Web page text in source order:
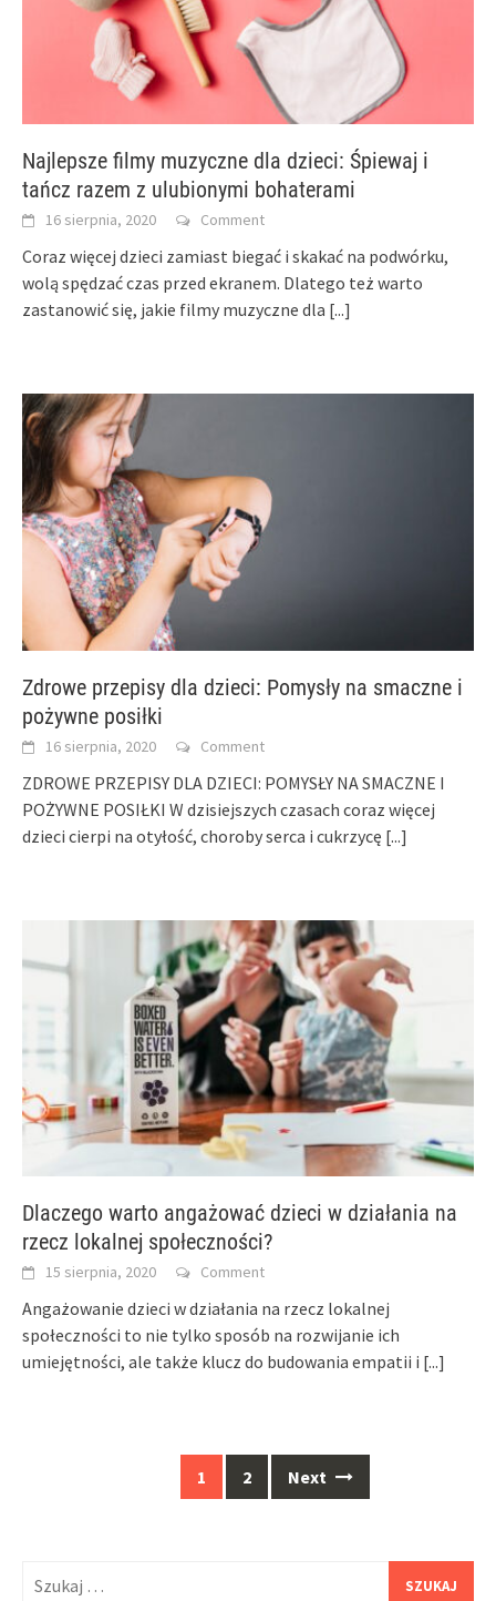
Najlepsze filmy muzyczne dla dzieci: Śpiewaj i
tańcz razem z ulubionymi bohaterami
16 sierpnia, 2020 Comment
Coraz więcej dzieci zamiast biegać i skakać na podwórku,
wolą spędzać czas przed ekranem. Dlatego też warto
zastanowić się, jakie filmy muzyczne dla [...]
Zdrowe przepisy dla dzieci: Pomysły na smaczne i
pożywne posiłki
16 sierpnia, 2020 Comment
ZDROWE PRZEPISY DLA DZIECI: POMYSŁY NA SMACZNE I
POŻYWNE POSIŁKI W dzisiejszych czasach coraz więcej
dzieci cierpi na otyłość, choroby serca i cukrzycę [...]
Dlaczego warto angażować dzieci w działania na
rzecz lokalnej społeczności?
15 sierpnia, 2020 Comment
Angażowanie dzieci w działania na rzecz lokalnej
społeczności to nie tylko sposób na rozwijanie ich
umiejętności, ale także klucz do budowania empatii i [...]
1 2 Next